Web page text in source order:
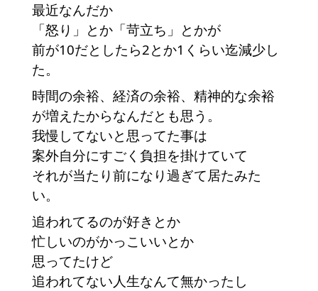
最近なんだか
「怒り」とか「苛立ち」とかが
前が10だとしたら2とか1くらい迄減少し
た。
時間の余裕、経済の余裕、精神的な余裕
が増えたからなんだとも思う。
我慢してないと思ってた事は
案外自分にすごく負担を掛けていて
それが当たり前になり過ぎて居たみた
い。
追われてるのが好きとか
忙しいのがかっこいいとか
思ってたけど
追われてない人生なんて無かったし